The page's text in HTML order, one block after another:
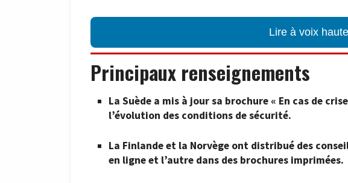
Lire à voix haute
Principaux renseignements
La Suède a mis à jour sa brochure « En cas de
l’évolution des conditions de sécurité.
La Finlande et la Norvège ont distribué des
en ligne et l’autre dans des brochures imprimées.